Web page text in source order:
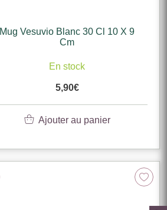
Mug Vesuvio Blanc 30 Cl 10 X 9
Cm
En stock
5,90€
Ajouter au panier